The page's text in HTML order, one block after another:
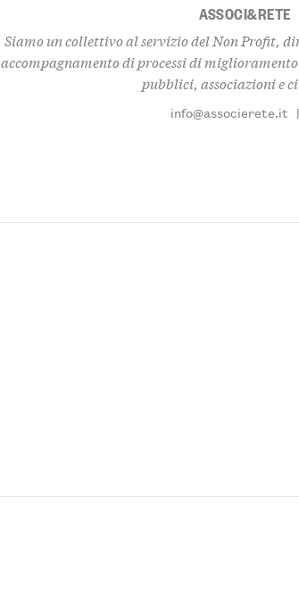
ASSOCI&RETE
Siamo un collettivo al servizio del Non Profit,
accompagnamento di processi di
pubblici, associazioni e
info@associerete.it |